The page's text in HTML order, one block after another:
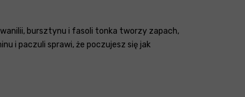
bursztynu i fasoli tonka tworzy zapach,
i paczuli sprawi, że poczujesz się jak